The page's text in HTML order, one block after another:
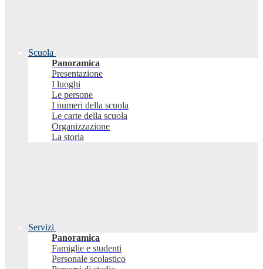
Scuola
Panoramica
Presentazione
I luoghi
Le persone
I numeri della scuola
Le carte della scuola
Organizzazione
La storia
Servizi
Panoramica
Famiglie e studenti
Personale scolastico